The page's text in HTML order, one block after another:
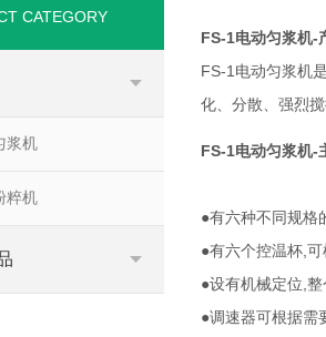
FS-1电动匀浆机-
FS-1电动匀浆机
化、分散、强烈
FS-1电动匀浆机-
●有六种不同规格
●有六个控温杯,
●设有机械定位,
●调速器可根据需
CATEGORY
浆机
粹机